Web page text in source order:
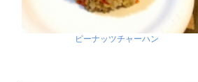
ピーナッツチャーハン